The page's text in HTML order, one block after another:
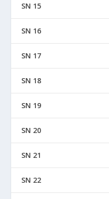
SN 15
SN 16
SN 17
SN 18
SN 19
SN 20
SN 21
SN 22